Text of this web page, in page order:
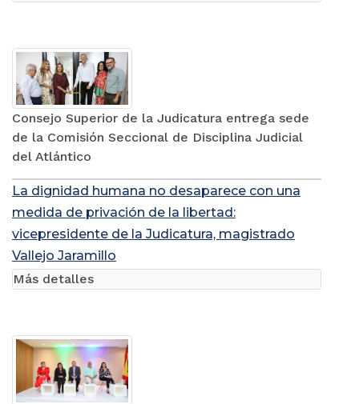
Consejo Superior de la Judicatura entrega sede
de la Comisión Seccional de Disciplina Judicial
del Atlántico
La dignidad humana no desaparece con una
medida de privación de la libertad:
vicepresidente de la Judicatura, magistrado
Vallejo Jaramillo
Más detalles